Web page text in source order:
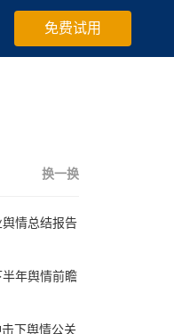
免费试用
换一换
情总结报告
年舆情前瞻
下舆情公关